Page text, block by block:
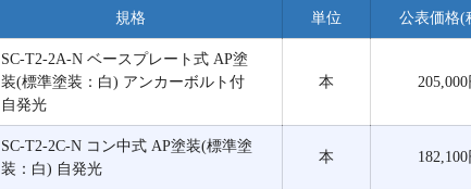
規格 単位 公表価格(
SC-T2-2A-N ベースプレート式 AP塗
装(標準塗装：白) アンカーボルト付
自発光
本 205,000
SC-T2-2C-N コン中式 AP塗装(標準塗
装：白) 自発光
本 182,100